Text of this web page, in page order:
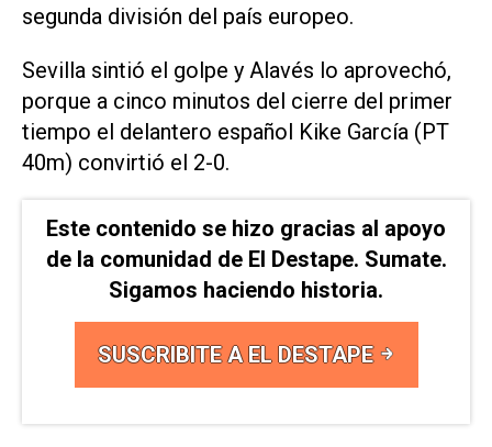
segunda división del país europeo.
Sevilla sintió el golpe y Alavés lo aprovechó,
porque a cinco minutos del cierre del primer
tiempo el delantero español Kike García (PT
40m) convirtió el 2-0.
Este contenido se hizo gracias al apoyo
de la comunidad de El Destape. Sumate.
Sigamos haciendo historia.
SUSCRIBITE A EL DESTAPE